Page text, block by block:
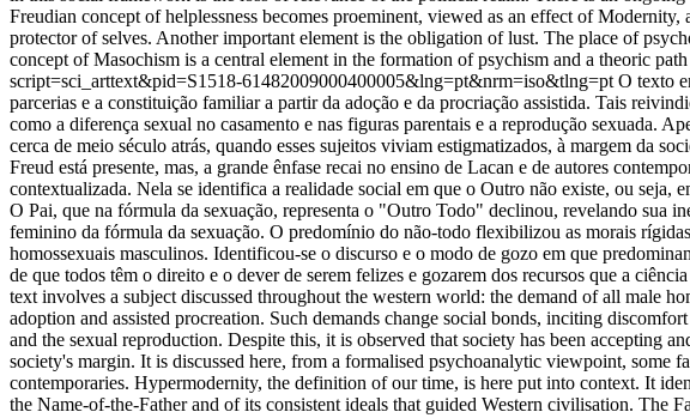
Freudian concept of helplessness becomes proeminent, viewed as an effect of
protector of selves. Another important element is the obligation of lust. The place of
concept of Masochism is a central element in the formation of psychism and a theoric
script=sci_arttext&pid=S1518-61482009000400005&lng=pt&nrm=iso&tlng=pt O texto
parcerias e a constituição familiar a partir da adoção e da procriação assistida. Tais
como a diferença sexual no casamento e nas figuras parentais e a reprodução sexuada.
cerca de meio século atrás, quando esses sujeitos viviam estigmatizados, à margem da
Freud está presente, mas, a grande ênfase recai no ensino de Lacan e de autores
contextualizada. Nela se identifica a realidade social em que o Outro não existe, ou seja,
O Pai, que na fórmula da sexuação, representa o "Outro Todo" declinou, revelando sua
feminino da fórmula da sexuação. O predomínio do não-todo flexibilizou as morais
homossexuais masculinos. Identificou-se o discurso e o modo de gozo em que
de que todos têm o direito e o dever de serem felizes e gozarem dos recursos que a
text involves a subject discussed throughout the western world: the demand of all male
adoption and assisted procreation. Such demands change social bonds, inciting
and the sexual reproduction. Despite this, it is observed that society has been accepting
society's margin. It is discussed here, from a formalised psychoanalytic viewpoint, some
contemporaries. Hypermodernity, the definition of our time, is here put into context. It
the Name-of-the-Father and of its consistent ideals that guided Western civilisation. The